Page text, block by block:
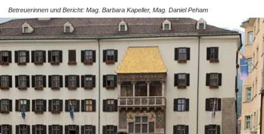
Betreuerinnen und Bericht: Mag. Barbara Kapeller, Mag. Daniel Peham